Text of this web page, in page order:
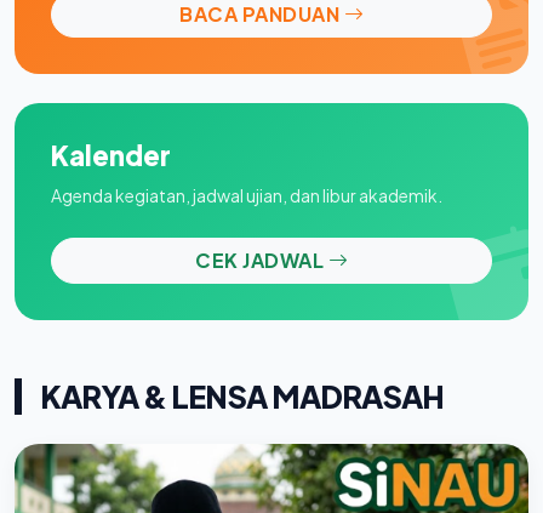
BACA PANDUAN
Kalender
Agenda kegiatan, jadwal ujian, dan libur akademik.
CEK JADWAL
KARYA & LENSA MADRASAH